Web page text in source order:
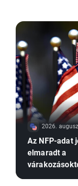
Célja a tudatos és
2026.
Az NFP-adat
elmaradt a